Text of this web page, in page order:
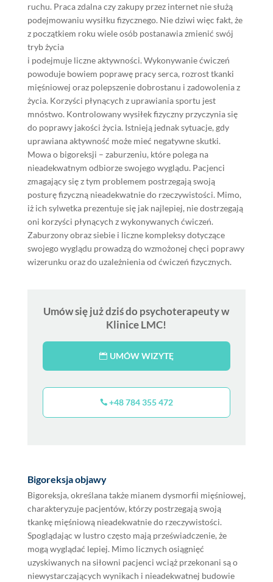
ruchu. Praca zdalna czy zakupy przez internet nie służą
podejmowaniu wysiłku fizycznego. Nie dziwi więc fakt, że
z początkiem roku wiele osób postanawia zmienić swój
tryb życia
i podejmuje liczne aktywności. Wykonywanie ćwiczeń
powoduje bowiem poprawę pracy serca, rozrost tkanki
mięśniowej oraz polepszenie dobrostanu i zadowolenia z
życia. Korzyści płynących z uprawiania sportu jest
mnóstwo. Kontrolowany wysiłek fizyczny przyczynia się
do poprawy jakości życia. Istnieją jednak sytuacje, gdy
uprawiana aktywność może mieć negatywne skutki.
Mowa o bigoreksji – zaburzeniu, które polega na
nieadekwatnym odbiorze swojego wyglądu. Pacjenci
zmagający się z tym problemem postrzegają swoją
posturę fizyczną nieadekwatnie do rzeczywistości. Mimo,
iż ich sylwetka prezentuje się jak najlepiej, nie dostrzegają
oni korzyści płynących z wykonywanych ćwiczeń.
Zaburzony obraz siebie i liczne kompleksy dotyczące
swojego wyglądu prowadzą do wzmożonej chęci poprawy
wizerunku oraz do uzależnienia od ćwiczeń fizycznych.
Umów się już dziś do psychoterapeuty w
Klinice LMC!
UMÓW WIZYTĘ
+48 784 355 472
Bigoreksja objawy
Bigoreksja, określana także mianem dysmorfii mięśniowej,
charakteryzuje pacjentów, którzy postrzegają swoją
tkankę mięśniową nieadekwatnie do rzeczywistości.
Spoglądając w lustro często mają przeświadczenie, że
mogą wyglądać lepiej. Mimo licznych osiągnięć
uzyskiwanych na siłowni pacjenci wciąż przekonani są o
niewystarczających wynikach i nieadekwatnej budowie